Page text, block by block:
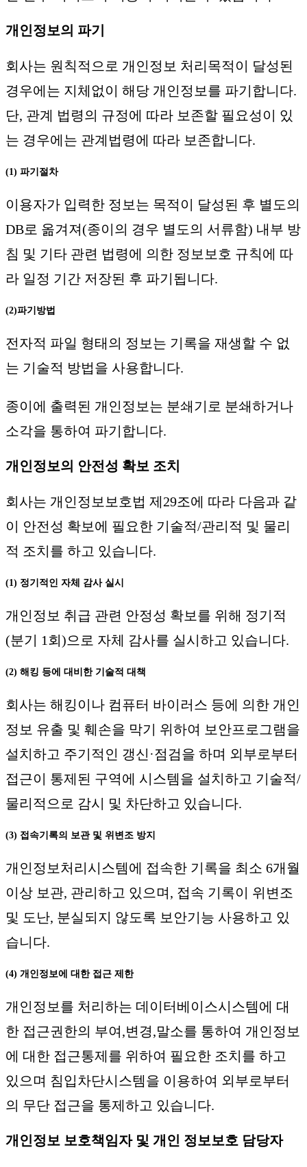
개인정보의 파기
회사는 원칙적으로 개인정보 처리목적이 달성된
경우에는 지체없이 해당 개인정보를 파기합니다.
단, 관계 법령의 규정에 따라 보존할 필요성이 있
는 경우에는 관계법령에 따라 보존합니다.
(1) 파기절차
이용자가 입력한 정보는 목적이 달성된 후 별도의
DB로 옮겨져(종이의 경우 별도의 서류함) 내부 방
침 및 기타 관련 법령에 의한 정보보호 규칙에 따
라 일정 기간 저장된 후 파기됩니다.
(2)파기방법
전자적 파일 형태의 정보는 기록을 재생할 수 없
는 기술적 방법을 사용합니다.
종이에 출력된 개인정보는 분쇄기로 분쇄하거나
소각을 통하여 파기합니다.
개인정보의 안전성 확보 조치
회사는 개인정보보호법 제29조에 따라 다음과 같
이 안전성 확보에 필요한 기술적/관리적 및 물리
적 조치를 하고 있습니다.
(1) 정기적인 자체 감사 실시
개인정보 취급 관련 안정성 확보를 위해 정기적
(분기 1회)으로 자체 감사를 실시하고 있습니다.
(2) 해킹 등에 대비한 기술적 대책
회사는 해킹이나 컴퓨터 바이러스 등에 의한 개인
정보 유출 및 훼손을 막기 위하여 보안프로그램을
설치하고 주기적인 갱신·점검을 하며 외부로부터
접근이 통제된 구역에 시스템을 설치하고 기술적/
물리적으로 감시 및 차단하고 있습니다.
(3) 접속기록의 보관 및 위변조 방지
개인정보처리시스템에 접속한 기록을 최소 6개월
이상 보관, 관리하고 있으며, 접속 기록이 위변조
및 도난, 분실되지 않도록 보안기능 사용하고 있
습니다.
(4) 개인정보에 대한 접근 제한
개인정보를 처리하는 데이터베이스시스템에 대
한 접근권한의 부여,변경,말소를 통하여 개인정보
에 대한 접근통제를 위하여 필요한 조치를 하고
있으며 침입차단시스템을 이용하여 외부로부터
의 무단 접근을 통제하고 있습니다.
개인정보 보호책임자 및 개인 정보보호 담당자